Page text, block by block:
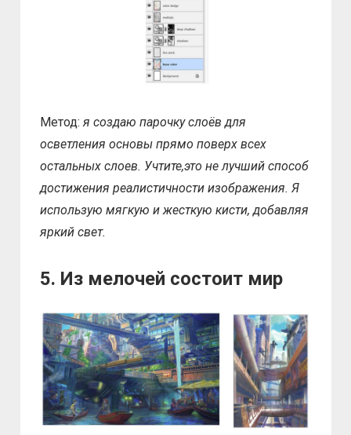
Метод:я создаю парочку слоёв для
осветления основы прямо поверх всех
остальных слоев. Учтите,это не лучший способ
достижения реалистичности изображения. Я
использую мягкую и жесткую кисти, добавляя
яркий свет.
5. Из мелочей состоит мир